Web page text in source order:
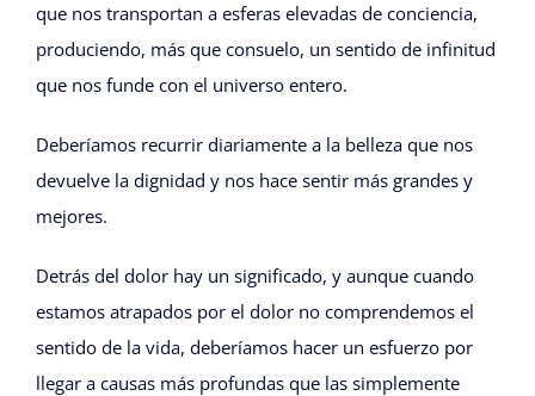
que nos transportan a esferas elevadas de conciencia,
produciendo, más que consuelo, un sentido de infinitud
que nos funde con el universo entero.
Deberíamos recurrir diariamente a la belleza que nos
devuelve la dignidad y nos hace sentir más grandes y
mejores.
Detrás del dolor hay un significado, y aunque cuando
estamos atrapados por el dolor no comprendemos el
sentido de la vida, deberíamos hacer un esfuerzo por
llegar a causas más profundas que las simplemente